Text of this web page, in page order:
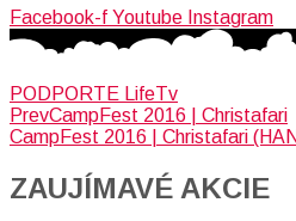
Facebook-f Youtube Instagram
PODPORTE LifeTv
PrevCampFest 2016 | Christafari
CampFest 2016 | Christafari
ZAUJÍMAVÉ AKCIE​